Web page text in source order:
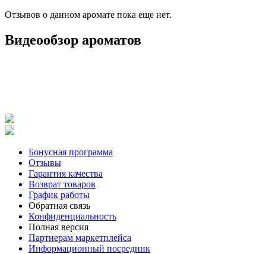
Отзывов о данном аромате пока еще нет.
Видеообзор ароматов
Бонусная программа
Отзывы
Гарантия качества
Возврат товаров
График работы
Обратная связь
Конфиденциальность
Полная версия
Партнерам маркетплейса
Информационный посредник